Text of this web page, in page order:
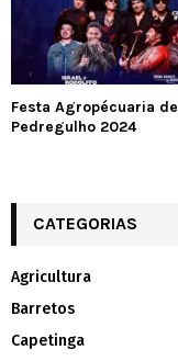
Festa Agropécuaria de
Pedregulho 2024
CATEGORIAS
Agricultura
Barretos
Capetinga